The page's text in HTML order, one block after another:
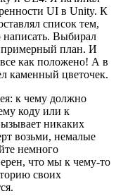
UI в Unity. К
список тем,
написать. Выбирал
примерный план. И
как положено! А в
каменный цветочек.
к чему должно
коду или к
никаких
возьми, немалые
немного
что мы к чему-то
своих